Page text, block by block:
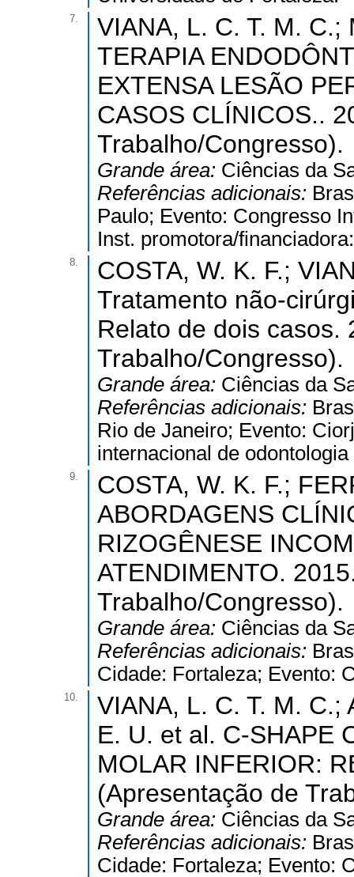
7.
VIANA, L. C. T. M. C.;
TERAPIA
EXTENSA LESÃO
CASOS CLÍNICOS..
Trabalho/Congresso).
Grande área: Ciências da
Referências adicionais:
Paulo; Evento: Congresso
Inst. promotora/
8.
COSTA, W. K. F.;
Tratamento não-
Relato de dois casos.
Trabalho/Congresso).
Grande área: Ciências da
Referências adicionais:
Rio de Janeiro; Evento:
internacional de
9.
COSTA, W. K. F.;
ABORDAGENS
RIZOGÊNESE
ATENDIMENTO.
Trabalho/Congresso).
Grande área: Ciências da
Referências adicionais:
Cidade: Fortaleza; Evento:
10.
VIANA, L. C. T. M. C.;
E. U. et al. C-SHAPE
MOLAR INFERIOR:
(Apresentação de
Grande área: Ciências da
Referências adicionais:
Cidade: Fortaleza; Evento: